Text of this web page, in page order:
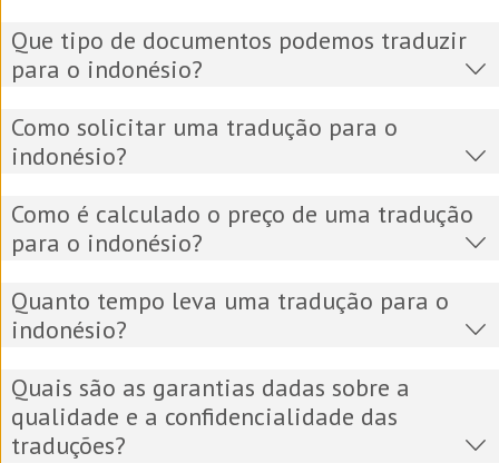
Que tipo de documentos podemos traduzir
para o indonésio?
Como solicitar uma tradução para o
indonésio?
Como é calculado o preço de uma tradução
para o indonésio?
Quanto tempo leva uma tradução para o
indonésio?
Quais são as garantias dadas sobre a
qualidade e a confidencialidade das
traduções?